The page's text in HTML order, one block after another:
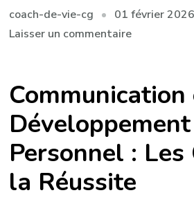
coach-de-vie-cg
01 février 2026
Laisser un commentairesur
Entre
la
et
le
Communication
Développement
Personnel : Les
la Réussite